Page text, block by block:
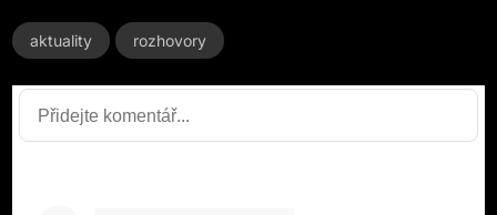
aktuality rozhovory